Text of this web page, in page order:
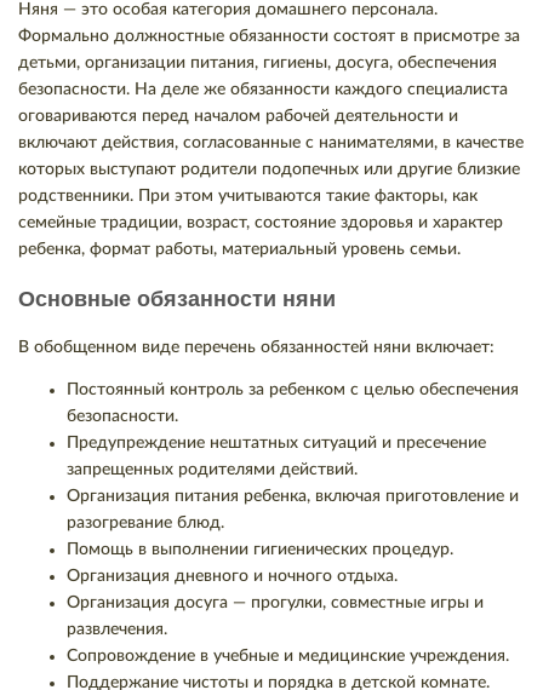
Няня — это особая категория домашнего персонала.
Формально должностные обязанности состоят в присмотре за
детьми, организации питания, гигиены, досуга, обеспечения
безопасности. На деле же обязанности каждого специалиста
оговариваются перед началом рабочей деятельности и
включают действия, согласованные с нанимателями, в качестве
которых выступают родители подопечных или другие близкие
родственники. При этом учитываются такие факторы, как
семейные традиции, возраст, состояние здоровья и характер
ребенка, формат работы, материальный уровень семьи.
Основные обязанности няни
В обобщенном виде перечень обязанностей няни включает:
Постоянный контроль за ребенком с целью обеспечения
безопасности.
Предупреждение нештатных ситуаций и пресечение
запрещенных родителями действий.
Организация питания ребенка, включая приготовление и
разогревание блюд.
Помощь в выполнении гигиенических процедур.
Организация дневного и ночного отдыха.
Организация досуга — прогулки, совместные игры и
развлечения.
Сопровождение в учебные и медицинские учреждения.
Поддержание чистоты и порядка в детской комнате.